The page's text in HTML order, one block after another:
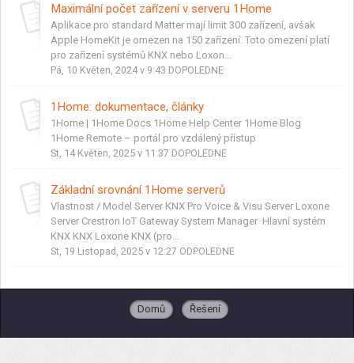
Maximální počet zařízení v serveru 1Home
Aplikace pro standard Matter mají limit 300 zařízení, avšak
Apple HomeKit je omezen na 150 zařízení. Toto omezení platí
pro zařízení systémů KNX nebo Loxon...
Pá, 10 Květen, 2024 v 9:43 DOPOLEDNE
1Home: dokumentace, články
1Home | 1Home Docs 1Home Help Center 1Home Blog
1Home Remote – portál pro vzdálený přístup
St, 14 Květen, 2025 v 11:37 DOPOLEDNE
Základní srovnání 1Home serverů
Vlastnost / Model Server KNX Pro Voice & Visu Server Loxone
Server Crestron IoT Gateway System Manager Hlavní systém
KNX KNX Loxone KNX (pro...
St, 19 Listopad, 2025 v 12:27 ODPOLEDNE
Domů Řešení